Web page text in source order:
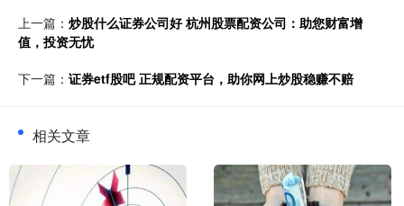
上一篇： 炒股什么证券公司好 杭州股票配资公司：助您财富增
值，投资无忧
下一篇： 证券etf股吧 正规配资平台，助你网上炒股稳赚不赔
相关文章